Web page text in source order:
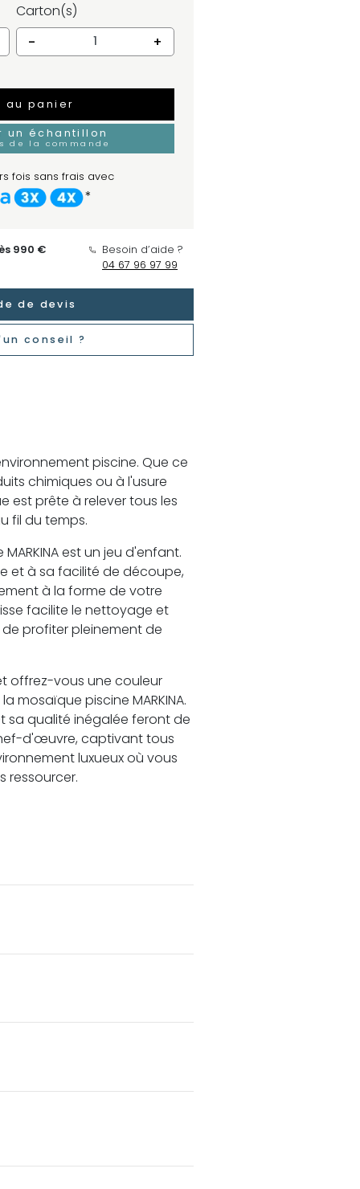
Carton(s)
-
+
au panier
un échantillon
de la commande
fois sans frais avec
*
990 €
Besoin d’aide ?
04 67 96 97 99
de devis
conseil ?
piscine. Que ce
chimiques ou à l'usure
est prête à relever tous les
fil du temps.
est un jeu d'enfant.
et à sa facilité de découpe,
à la forme de votre
facilite le nettoyage et
profiter pleinement de
offrez-vous une couleur
piscine MARKINA.
sa qualité inégalée feront de
d'œuvre, captivant tous
luxueux où vous
ressourcer.